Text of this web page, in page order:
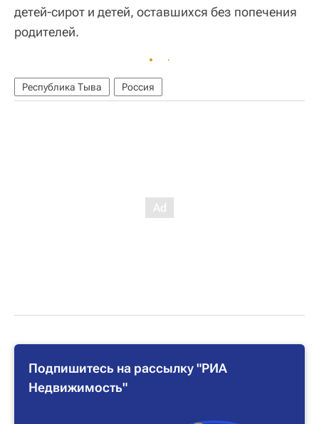
детей-сирот и детей, оставшихся без попечения
родителей.
Республика Тыва Россия
Подпишитесь на рассылку "РИА
Недвижимость"